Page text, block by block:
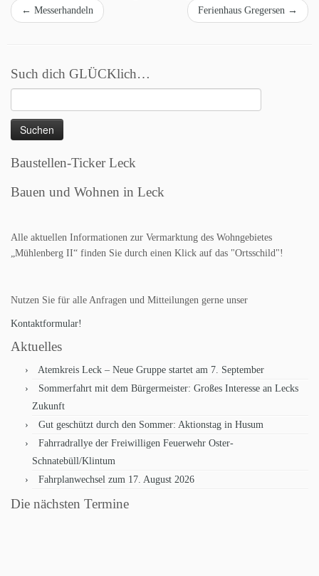
← Messerhandeln Ferienhaus Gregersen →
Such dich GLÜCKlich…
nach:
Baustellen-Ticker Leck
Bauen und Wohnen in Leck
Alle aktuellen Informationen zur Vermarktung des Wohngebietes
„Mühlenberg II“ finden Sie durch einen Klick auf das "Ortsschild"!
Nutzen Sie für alle Anfragen und Mitteilungen gerne unser
Kontaktformular!
Aktuelles
Atemkreis Leck – Neue Gruppe startet am 7. September
Sommerfahrt mit dem Bürgermeister: Großes Interesse an Lecks
Zukunft
Gut geschützt durch den Sommer: Aktionstag in Husum
Fahrradrallye der Freiwilligen Feuerwehr Oster-
Schnatebüll/Klintum
Fahrplanwechsel zum 17. August 2026
Die nächsten Termine